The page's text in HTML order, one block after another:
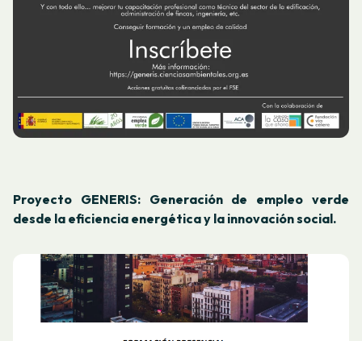
Proyecto GENERIS: Generación de empleo verde
desde la eficiencia energética y la innovación social.